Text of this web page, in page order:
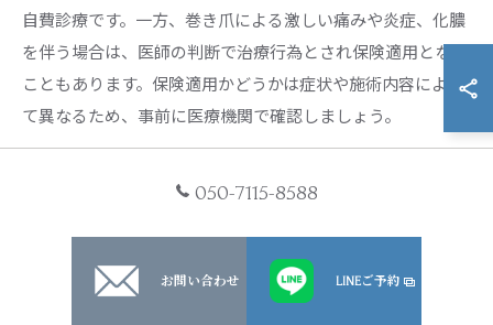
自費診療です。一方、巻き爪による激しい痛みや炎症、化膿
を伴う場合は、医師の判断で治療行為とされ保険適用となる
こともあります。保険適用かどうかは症状や施術内容によっ
て異なるため、事前に医療機関で確認しましょう。
は、「治療目的か美容目的か」が判断基準となると覚えてお
050-7115-8588
お問い合わせ LINEご予約